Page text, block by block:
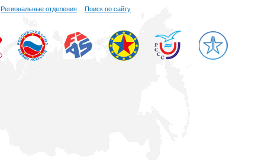
Региональные отделения Поиск по сайту